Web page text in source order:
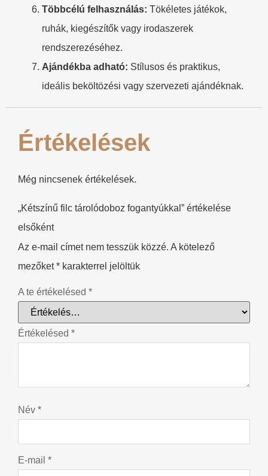
​Többcélú felhasználás:​ ​ Tökéletes játékok,
ruhák, kiegészítők vagy irodaszerek
rendszerezéséhez.
Ajándékba adható:​ ​ Stílusos és praktikus,
ideális beköltözési vagy szervezeti ajándéknak.
Értékelések
Még nincsenek értékelések.
„Kétszínű filc tárolódoboz fogantyúkkal” értékelése
elsőként
Az e-mail címet nem tesszük közzé. A kötelező
mezőket* karakterrel jelöltük
A te értékelésed *
Értékelésed *
Név *
E-mail *